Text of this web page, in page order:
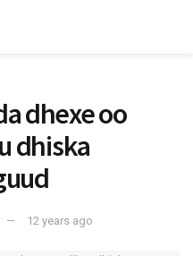
dhexe oo
dhiska
12 years ago